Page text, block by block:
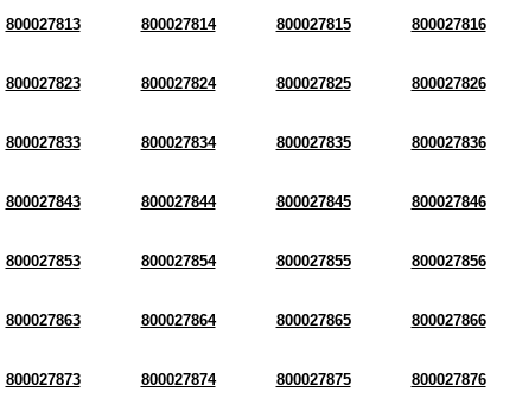
800027813 800027814 800027815 800027816
800027823 800027824 800027825 800027826
800027833 800027834 800027835 800027836
800027843 800027844 800027845 800027846
800027853 800027854 800027855 800027856
800027863 800027864 800027865 800027866
800027873 800027874 800027875 800027876